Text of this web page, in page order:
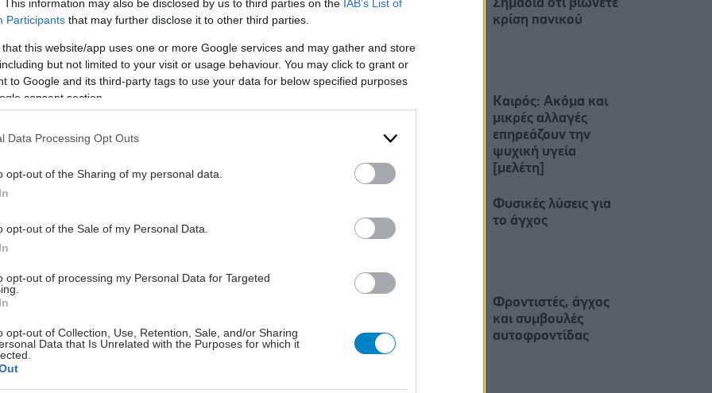
This information may also be disclosed by us to third parties on the IAB’s List of
Participants that may further disclose it to other third parties.
that this website/app uses one or more Google services and may gather and store
but not limited to your visit or usage behaviour. You may click to grant or
to Google and its third-party tags to use your data for below specified purposes
consent section.
Data Processing Opt Outs
opt-out of the Sharing of my personal data.
opt-out of the Sale of my Personal Data.
opt-out of processing my Personal Data for Targeted
opt-out of Collection, Use, Retention, Sale, and/or Sharing
Data that Is Unrelated with the Purposes for which it
περιοχές, η εξειδικευμένη ηπατολογική
μετακινηθούν προκειμένου να έχουν την
ιατρική περίθαλψη.
τη διαγνωστική προσπέλαση, απαραίτητες εξετάσεις
σε όλες τις δημόσιες δομές. Ένα επιπλέον
πρόβλημα είναι ο γονιδιακός έλεγχος ο οποίος δεν
και πραγματοποιείται σε ελάχιστα κέντρα,
άτομα-φορείς που έχουν στενούς συγγενείς
αφού ο εντοπισμός τους είναι πρακτικά δυνατός με
τη θεραπευτική αγωγή, οι ασθενείς γενικά δεν
Σημάδια οτι βιώνετε
κρίση πανικού
Καιρός: Ακόμα και
μικρές αλλαγές
επηρεάζουν την
ψυχική υγεία
[μελέτη]
Φυσικές λύσεις για
το άγχος
Φροντιστές, άγχος
και συμβουλές
αυτοφροντίδας